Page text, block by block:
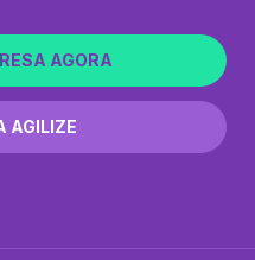
AGORA
AGILIZE